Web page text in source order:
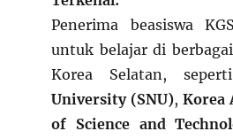
Penerima beasiswa
untuk belajar di
Korea Selatan,
University (SNU),Korea
of Science and